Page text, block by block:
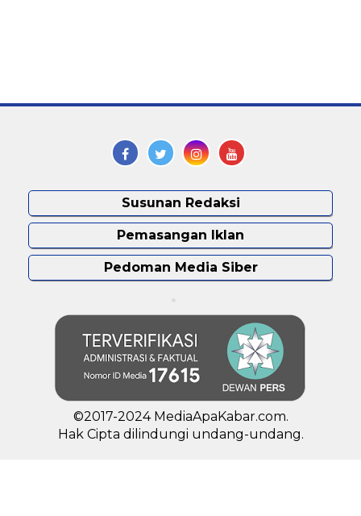
Susunan Redaksi
Pemasangan Iklan
Pedoman Media Siber
©2017-2024 MediaApaKabar.com.
Hak Cipta dilindungi undang-undang.